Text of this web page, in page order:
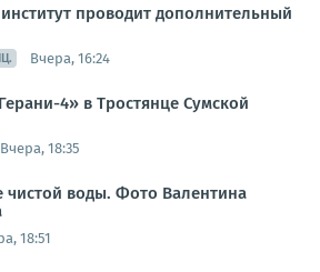
проводит дополнительный
Вчера, 16:24
4» в Тростянце Сумской
Вчера, 18:35
чистой воды. Фото Валентина
18:51